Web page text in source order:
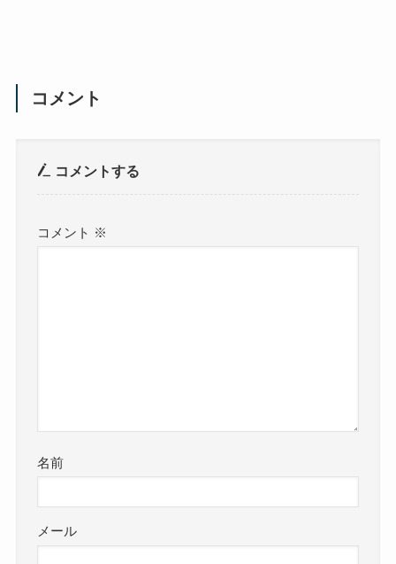
コメント
コメントする
コメント ※
名前
メール